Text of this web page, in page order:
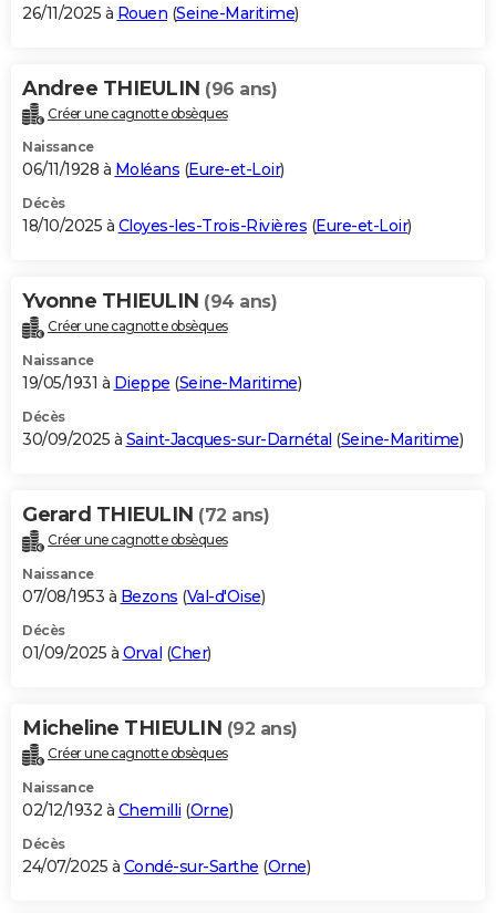
26/11/2025 à Rouen (Seine-Maritime)
Andree THIEULIN (96 ans)
Créer une cagnotte obsèques
Naissance
06/11/1928 à Moléans (Eure-et-Loir)
Décès
18/10/2025 à Cloyes-les-Trois-Rivières (Eure-et-Loir)
Yvonne THIEULIN (94 ans)
Créer une cagnotte obsèques
Naissance
19/05/1931 à Dieppe (Seine-Maritime)
Décès
30/09/2025 à Saint-Jacques-sur-Darnétal (Seine-Maritime)
Gerard THIEULIN (72 ans)
Créer une cagnotte obsèques
Naissance
07/08/1953 à Bezons (Val-d'Oise)
Décès
01/09/2025 à Orval (Cher)
Micheline THIEULIN (92 ans)
Créer une cagnotte obsèques
Naissance
02/12/1932 à Chemilli (Orne)
Décès
24/07/2025 à Condé-sur-Sarthe (Orne)